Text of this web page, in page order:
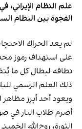
علم النظام
الفجوة بين النظام
لم يعد الحراك
على استهداف رموز
نطاقه ليطال كل ما
ذلك العلم الرسمي
أضرم طلاب النار في
الثورة، روح‌الله